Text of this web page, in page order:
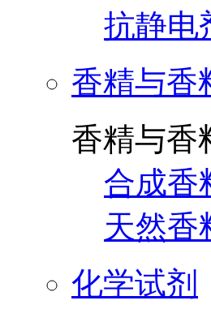
抗静电
香精与香
香精与香
合成香
天然香
化学试剂